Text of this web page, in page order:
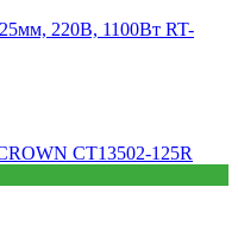
220В, 1100Вт RT-